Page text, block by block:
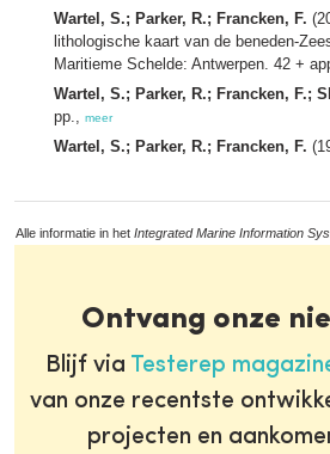
Wartel, S.; Parker, R.; Francken, F.
lithologische kaart van de beneden-
Maritieme Schelde: Antwerpen. 42 +
Wartel, S.; Parker, R.; Francken, F.;
pp., meer
Wartel, S.; Parker, R.; Francken, F.
Alle informatie in het Integrated Marine Information
Ontvang onze
Blijf via Testerep
van onze recentste
projecten en